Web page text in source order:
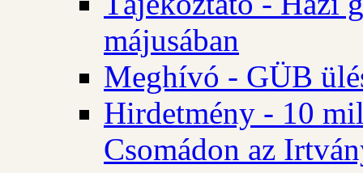
májusában
Meghívó - GÜB
Hirdetmény - 10
Csomádon az